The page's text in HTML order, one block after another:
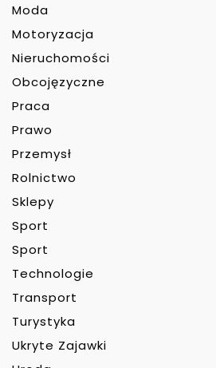
Moda
Motoryzacja
Nieruchomości
Obcojęzyczne
Praca
Prawo
Przemysł
Rolnictwo
Sklepy
Sport
Sport
Technologie
Transport
Turystyka
Ukryte Zajawki